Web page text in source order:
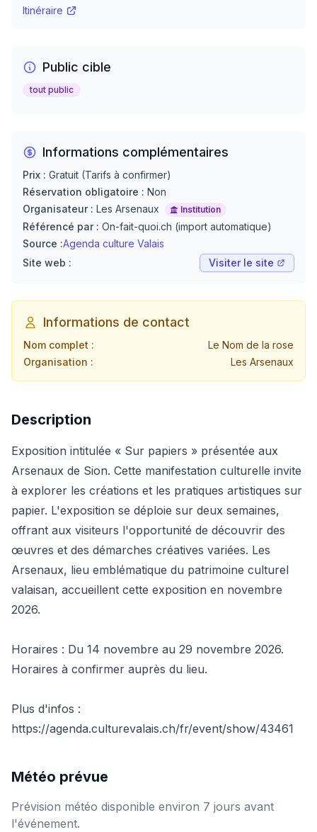
Itinéraire
Public cible
tout public
Informations complémentaires
Prix : Gratuit (Tarifs à confirmer)
Réservation obligatoire : Non
Organisateur : Les Arsenaux Institution
Référencé par : On-fait-quoi.ch (import automatique)
Source :Agenda culture Valais
Site web :
Visiter le site
Informations de contact
Nom complet :
Le Nom de la rose
Organisation :
Les Arsenaux
Description
Exposition intitulée « Sur papiers » présentée aux
Arsenaux de Sion. Cette manifestation culturelle invite
à explorer les créations et les pratiques artistiques sur
papier. L'exposition se déploie sur deux semaines,
offrant aux visiteurs l'opportunité de découvrir des
œuvres et des démarches créatives variées. Les
Arsenaux, lieu emblématique du patrimoine culturel
valaisan, accueillent cette exposition en novembre
2026.
Horaires : Du 14 novembre au 29 novembre 2026.
Horaires à confirmer auprès du lieu.
Plus d'infos :
https://agenda.culturevalais.ch/fr/event/show/43461
Météo prévue
Prévision météo disponible environ 7 jours avant
l'événement.